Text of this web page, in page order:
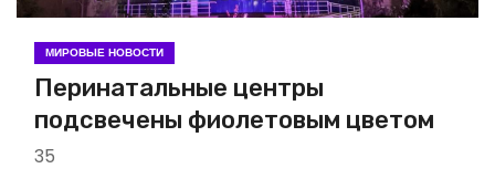
МИРОВЫЕ НОВОСТИ
Перинатальные центры
подсвечены фиолетовым цветом
35